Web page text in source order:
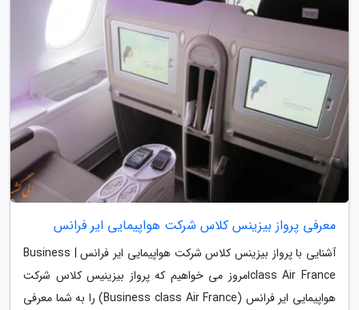
معرفی پرواز بیزینس کلاس شرکت هواپیمایی ایر فرانس
آشنایی با پرواز بیزینس کلاس شرکت هواپیمایی ایر فرانس | Business
class Air Franceامروز می خواهیم که پرواز بیزینیس کلاس شرکت
هواپیمایی ایر فرانس (Business class Air France) را به شما معرفی